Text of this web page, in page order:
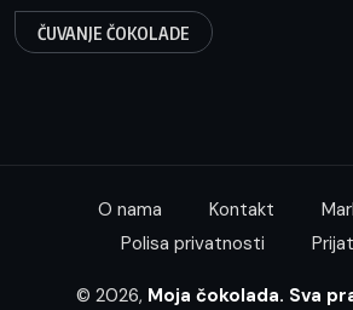
ČUVANJE ČOKOLADE
O nama Kontakt
Polisa privatnosti
© 2026, Moja čokolada. Sva